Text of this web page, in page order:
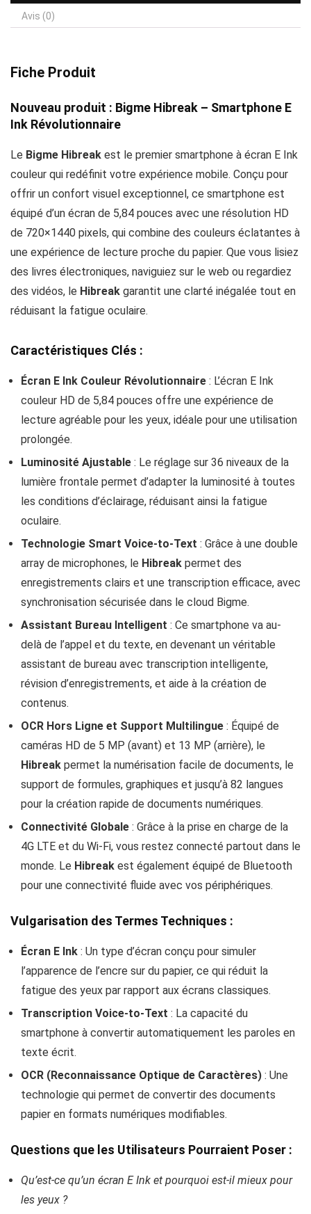
Avis (0)
Fiche Produit
Nouveau produit : Bigme Hibreak – Smartphone E
Ink Révolutionnaire
Le Bigme Hibreak est le premier smartphone à écran E Ink
couleur qui redéfinit votre expérience mobile. Conçu pour
offrir un confort visuel exceptionnel, ce smartphone est
équipé d’un écran de 5,84 pouces avec une résolution HD
de 720×1440 pixels, qui combine des couleurs éclatantes à
une expérience de lecture proche du papier. Que vous lisiez
des livres électroniques, naviguiez sur le web ou regardiez
des vidéos, le Hibreak garantit une clarté inégalée tout en
réduisant la fatigue oculaire.
Caractéristiques Clés :
Écran E Ink Couleur Révolutionnaire : L’écran E Ink
couleur HD de 5,84 pouces offre une expérience de
lecture agréable pour les yeux, idéale pour une utilisation
prolongée.
Luminosité Ajustable : Le réglage sur 36 niveaux de la
lumière frontale permet d’adapter la luminosité à toutes
les conditions d’éclairage, réduisant ainsi la fatigue
oculaire.
Technologie Smart Voice-to-Text : Grâce à une double
array de microphones, le Hibreak permet des
enregistrements clairs et une transcription efficace, avec
synchronisation sécurisée dans le cloud Bigme.
Assistant Bureau Intelligent : Ce smartphone va au-
delà de l’appel et du texte, en devenant un véritable
assistant de bureau avec transcription intelligente,
révision d’enregistrements, et aide à la création de
contenus.
OCR Hors Ligne et Support Multilingue : Équipé de
caméras HD de 5 MP (avant) et 13 MP (arrière), le
Hibreak permet la numérisation facile de documents, le
support de formules, graphiques et jusqu’à 82 langues
pour la création rapide de documents numériques.
Connectivité Globale : Grâce à la prise en charge de la
4G LTE et du Wi-Fi, vous restez connecté partout dans le
monde. Le Hibreak est également équipé de Bluetooth
pour une connectivité fluide avec vos périphériques.
Vulgarisation des Termes Techniques :
Écran E Ink : Un type d’écran conçu pour simuler
l’apparence de l’encre sur du papier, ce qui réduit la
fatigue des yeux par rapport aux écrans classiques.
Transcription Voice-to-Text : La capacité du
smartphone à convertir automatiquement les paroles en
texte écrit.
OCR (Reconnaissance Optique de Caractères) : Une
technologie qui permet de convertir des documents
papier en formats numériques modifiables.
Questions que les Utilisateurs Pourraient Poser :
Qu’est-ce qu’un écran E Ink et pourquoi est-il mieux pour
les yeux ?